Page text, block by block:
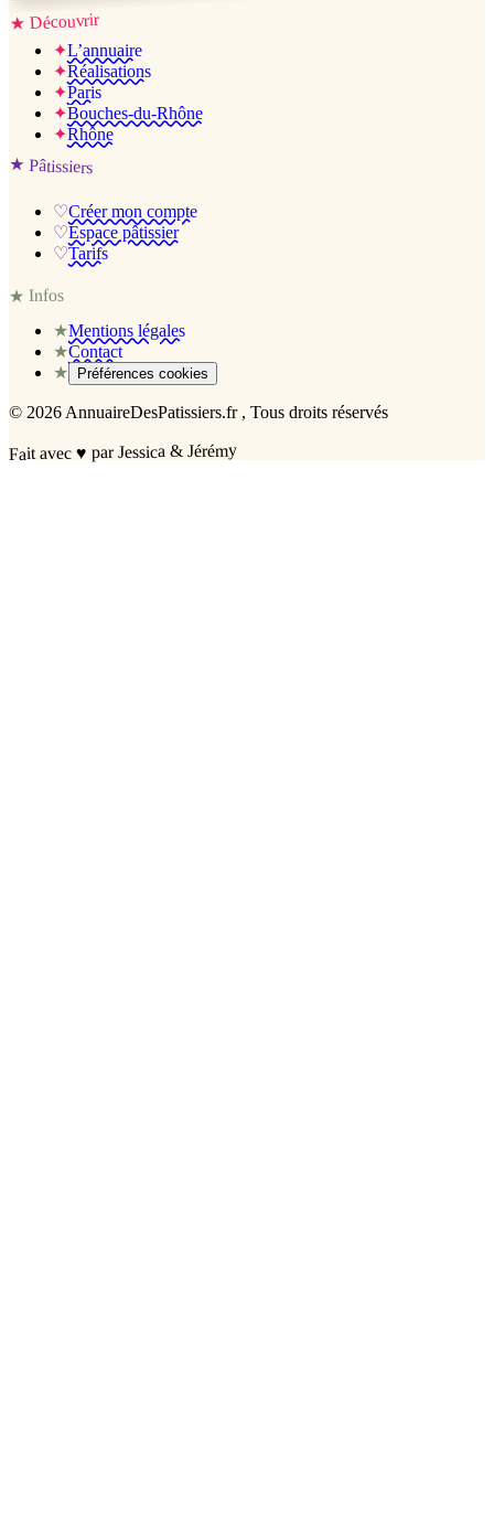
★ Découvrir
✦L’annuaire
✦Réalisations
✦Paris
✦Bouches-du-Rhône
✦Rhône
★ Pâtissiers
♡Créer mon compte
♡Espace pâtissier
♡Tarifs
★Infos
★Mentions légales
★Contact
★
Préférences cookies
© 2026 AnnuaireDesPatissiers.fr , Tous droits réservés
Fait avec♥ par Jessica & Jérémy